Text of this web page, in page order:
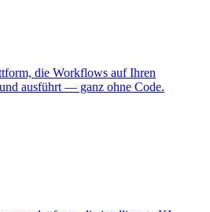
die Workflows auf Ihren
ausführt — ganz ohne Code.